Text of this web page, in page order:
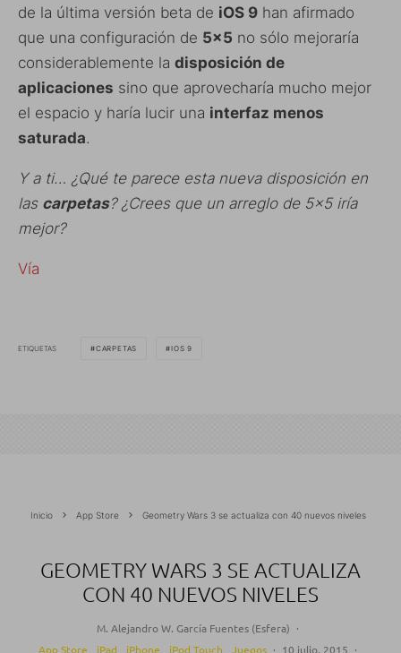
de la última versión beta de iOS 9 han afirmado
que una configuración de 5×5 no sólo mejoraría
considerablemente la disposición de
aplicaciones sino que aprovecharía mucho mejor
el espacio y haría lucir una interfaz menos
saturada.
Y a ti… ¿Qué te parece esta nueva disposición en
las carpetas? ¿Crees que un arreglo de 5×5 iría
mejor?
Vía
ETIQUETAS CARPETAS IOS 9
Inicio App Store Geometry Wars 3 se actualiza con 40 nuevos niveles
GEOMETRY WARS 3 SE ACTUALIZA
CON 40 NUEVOS NIVELES
M. Alejandro W. García Fuentes (Esfera) ·
App Store
iPad iPhone iPod Touch Juegos · 10 julio, 2015 ·